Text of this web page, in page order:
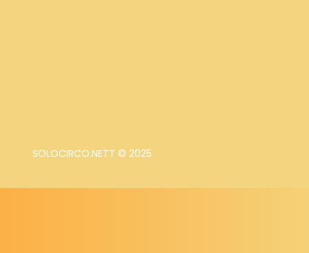
SOLOCIRCO.NETT © 2025